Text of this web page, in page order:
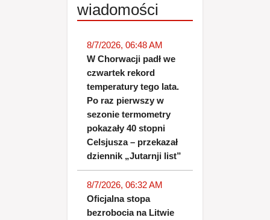
wiadomości
8/7/2026, 06:48 AM
W Chorwacji padł we
czwartek rekord
temperatury tego lata.
Po raz pierwszy w
sezonie termometry
pokazały 40 stopni
Celsjusza – przekazał
dziennik „Jutarnji list”
8/7/2026, 06:32 AM
Oficjalna stopa
bezrobocia na Litwie